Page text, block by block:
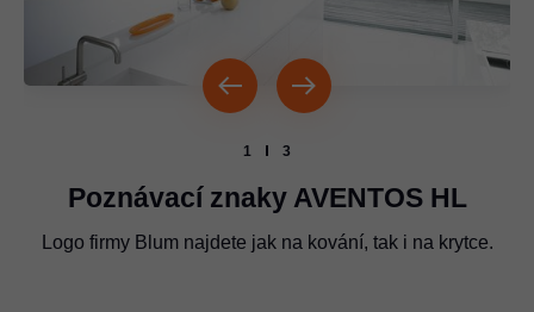
1 3
Poznávací znaky AVENTOS HL
Logo firmy Blum najdete jak na kování, tak i na krytce.
Logo firmy Blum je umístěno na soustavě ramen.
Logo firmy Blum musí být uloženo vždy na těchto